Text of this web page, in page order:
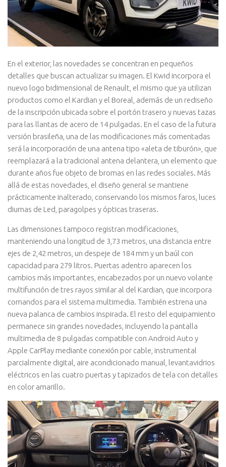
En el exterior, las novedades se concentran en pequeños
detalles que buscan actualizar su imagen. El Kwid incorpora el
nuevo logo bidimensional de Renault, el mismo que ya utilizan
productos como el Kardian y el Boreal, además de un rediseño
de la inscripción ubicada sobre el portón trasero y nuevas tazas
para las llantas de acero de 14 pulgadas. En el caso de la futura
versión brasileña, una de las modificaciones más comentadas
será la incorporación de una antena tipo «aleta de tiburón», que
reemplazará a la tradicional antena delantera, un elemento que
durante años fue objeto de bromas en las redes sociales. Más
allá de estas novedades, el diseño general se mantiene
prácticamente inalterado, conservando los mismos faros, luces
diurnas de Led, paragolpes y ópticas traseras.
Las dimensiones tampoco registran modificaciones,
manteniendo una longitud de 3,73 metros, una distancia entre
ejes de 2,42 metros, un despeje de 184 mm y un baúl con
capacidad para 279 litros. Puertas adentro aparecen los
cambios más importantes, encabezados por un nuevo volante
multifunción de tres rayos similar al del Kardian, que incorpora
comandos para el sistema multimedia. También estrena una
nueva palanca de cambios inspirada. El resto del equipamiento
permanece sin grandes novedades, incluyendo la pantalla
multimedia de 8 pulgadas compatible con Android Auto y
Apple CarPlay mediante conexión por cable, instrumental
parcialmente digital, aire acondicionado manual, levantavidrios
eléctricos en las cuatro puertas y tapizados de tela con detalles
en color amarillo.